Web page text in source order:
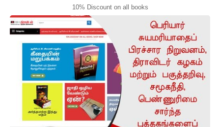
10% Discount on all books